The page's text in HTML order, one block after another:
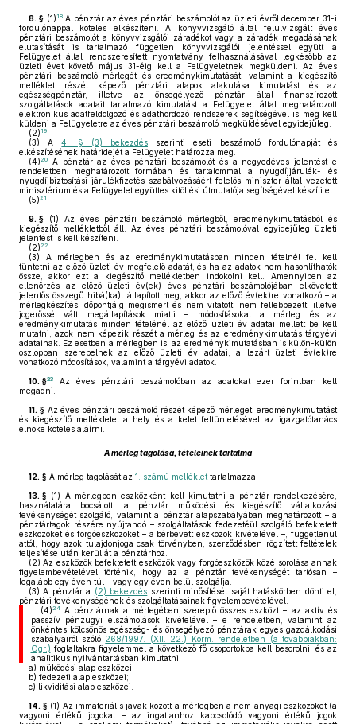
8. § (1) 18A pénztár az éves pénztári beszámolót az üzleti évről december 31-i
fordulónappal köteles elkészíteni. A könyvvizsgáló által felülvizsgált éves
pénztári beszámolót a könyvvizsgálói záradékot vagy a záradék megadásának
elutasítását is tartalmazó független könyvvizsgálói jelentéssel együtt a
Felügyelet által rendszeresített nyomtatvány felhasználásával legkésőbb az
üzleti évet követő május 31-éig kell a Felügyeletnek megküldeni. Az éves
pénztári beszámoló mérlegét és eredménykimutatását, valamint a kiegészítő
melléklet részét képező pénztári alapok alakulása kimutatást és az
egészségpénztár, illetve az önsegélyező pénztár által finanszírozott
szolgáltatások adatait tartalmazó kimutatást a Felügyelet által meghatározott
elektronikus adatfeldolgozó és adathordozó rendszerek segítségével is meg kell
küldeni a Felügyeletre az éves pénztári beszámoló megküldésével egyidejűleg.
(2) 19
(3) A4. § (3) bekezdés szerinti eseti beszámoló fordulónapját és
elkészítésének határidejét a Felügyelet határozza meg.
(4)20
A pénztár az éves pénztári beszámolót és a negyedéves jelentést e
rendeletben meghatározott formában és tartalommal a nyugdíjjárulék- és
nyugdíjbiztosítási járulékfizetés szabályozásáért felelős miniszter által vezetett
minisztérium és a Felügyelet együttes kitöltési útmutatója segítségével készíti el.
(5)21
9. § (1) Az éves pénztári beszámoló mérlegből, eredménykimutatásból és
kiegészítő mellékletből áll. Az éves pénztári beszámolóval egyidejűleg üzleti
jelentést is kell készíteni.
(2)22
(3) A mérlegben és az eredménykimutatásban minden tételnél fel kell
tüntetni az előző üzleti év megfelelő adatát, és ha az adatok nem hasonlíthatók
össze, akkor ezt a kiegészítő mellékletben indokolni kell. Amennyiben az
ellenőrzés az előző üzleti év(ek) éves pénztári beszámolójában elkövetett
jelentős összegű hibá(ka)t állapított meg, akkor az előző év(ek)re vonatkozó – a
mérlegkészítés időpontjáig megismert és nem vitatott, nem fellebbezett, illetve
jogerőssé vált megállapítások miatti – módosításokat a mérleg és az
eredménykimutatás minden tételénél az előző üzleti év adatai mellett be kell
mutatni, azok nem képezik részét a mérleg és az eredménykimutatás tárgyévi
adatainak. Ez esetben a mérlegben is, az eredménykimutatásban is külön-külön
oszlopban szerepelnek az előző üzleti év adatai, a lezárt üzleti év(ek)re
vonatkozó módosítások, valamint a tárgyévi adatok.
10. §23
Az éves pénztári beszámolóban az adatokat ezer forintban kell
megadni.
11. § Az éves pénztári beszámoló részét képező mérleget, eredménykimutatást
és kiegészítő mellékletet a hely és a kelet feltüntetésével az igazgatótanács
elnöke köteles aláírni.
A mérleg tagolása, tételeinek tartalma
12. § A mérleg tagolását az 1. számú melléklet tartalmazza.
13. § (1) A mérlegben eszközként kell kimutatni a pénztár rendelkezésére,
használatára bocsátott, a pénztár működési és kiegészítő vállalkozási
tevékenységét szolgáló, valamint a pénztár alapszabályában meghatározott – a
pénztártagok részére nyújtandó – szolgáltatások fedezetéül szolgáló befektetett
eszközöket és forgóeszközöket – a bérbevett eszközök kivételével –, függetlenül
attól, hogy azok tulajdonjoga csak törvényben, szerződésben rögzített feltételek
teljesítése után kerül át a pénztárhoz.
(2) Az eszközök befektetett eszközök vagy forgóeszközök közé sorolása annak
figyelembevételével történik, hogy az a pénztár tevékenységét tartósan –
legalább egy éven túl – vagy egy éven belül szolgálja.
(3) A pénztár a (2) bekezdés szerinti minősítését saját hatáskörben dönti el,
pénztári tevékenységének és szolgáltatásainak figyelembevételével.
(4)24A pénztárnak a mérlegében szereplő összes eszközt – az aktív és
passzív pénzügyi elszámolások kivételével – e rendeletben, valamint az
önkéntes kölcsönös egészség- és önsegélyező pénztárak egyes gazdálkodási
szabályairól szóló 268/1997. (XII. 22.) Korm. rendeletben (a továbbiakban:
Ögr.) foglaltakra figyelemmel a következő fő csoportokba kell besorolni, és az
analitikus nyilvántartásban kimutatni:
a) működési alap eszközei;
b) fedezeti alap eszközei;
c) likviditási alap eszközei.
14. § (1) Az immateriális javak között a mérlegben a nem anyagi eszközöket (a
vagyoni értékű jogokat – az ingatlanhoz kapcsolódó vagyoni értékű jogok